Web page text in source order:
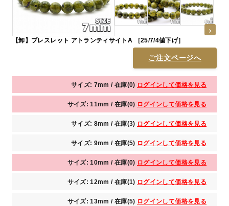
【卸】ブレスレット アトランティサイトA ［25/7/4値下げ］
ご注文ページへ
サイズ: 7mm / 在庫(0) ログインして価格を見る
サイズ: 11mm / 在庫(0) ログインして価格を見る
サイズ: 8mm / 在庫(3) ログインして価格を見る
サイズ: 9mm / 在庫(5) ログインして価格を見る
サイズ: 10mm / 在庫(0) ログインして価格を見る
サイズ: 12mm / 在庫(1) ログインして価格を見る
サイズ: 13mm / 在庫(5) ログインして価格を見る